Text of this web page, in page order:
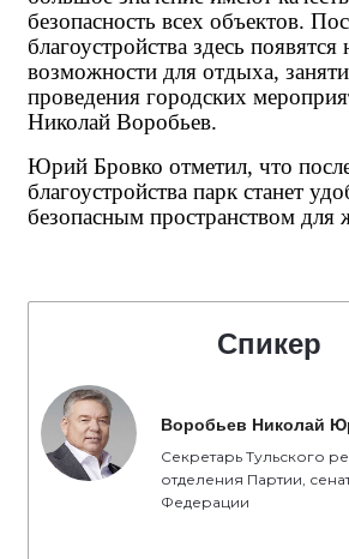
безопасность всех объектов.
благоустройства здесь появятся
возможности для отдыха,
проведения городских
Николай Воробьев.
Юрий Бровко отметил, что
благоустройства парк станет
безопасным пространством для
Спикер
Воробьев Николай
Секретарь Тульского
отделения Партии,
Федерации